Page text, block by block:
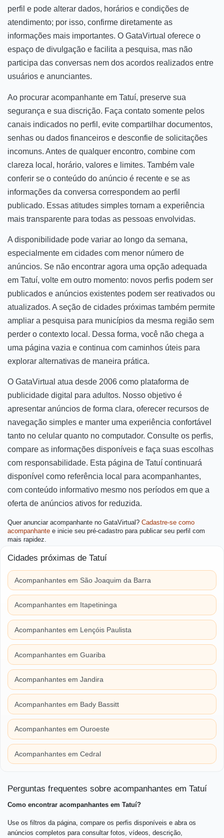
perfil e pode alterar dados, horários e condições de
atendimento; por isso, confirme diretamente as
informações mais importantes. O GataVirtual oferece o
espaço de divulgação e facilita a pesquisa, mas não
participa das conversas nem dos acordos realizados entre
usuários e anunciantes.
Ao procurar acompanhante em Tatuí, preserve sua
segurança e sua discrição. Faça contato somente pelos
canais indicados no perfil, evite compartilhar documentos,
senhas ou dados financeiros e desconfie de solicitações
incomuns. Antes de qualquer encontro, combine com
clareza local, horário, valores e limites. Também vale
conferir se o conteúdo do anúncio é recente e se as
informações da conversa correspondem ao perfil
publicado. Essas atitudes simples tornam a experiência
mais transparente para todas as pessoas envolvidas.
A disponibilidade pode variar ao longo da semana,
especialmente em cidades com menor número de
anúncios. Se não encontrar agora uma opção adequada
em Tatuí, volte em outro momento: novos perfis podem ser
publicados e anúncios existentes podem ser reativados ou
atualizados. A seção de cidades próximas também permite
ampliar a pesquisa para municípios da mesma região sem
perder o contexto local. Dessa forma, você não chega a
uma página vazia e continua com caminhos úteis para
explorar alternativas de maneira prática.
O GataVirtual atua desde 2006 como plataforma de
publicidade digital para adultos. Nosso objetivo é
apresentar anúncios de forma clara, oferecer recursos de
navegação simples e manter uma experiência confortável
tanto no celular quanto no computador. Consulte os perfis,
compare as informações disponíveis e faça suas escolhas
com responsabilidade. Esta página de Tatuí continuará
disponível como referência local para acompanhantes,
com conteúdo informativo mesmo nos períodos em que a
oferta de anúncios ativos for reduzida.
Quer anunciar acompanhante no GataVirtual? Cadastre-se como
acompanhante e inicie seu pré-cadastro para publicar seu perfil com
mais rapidez.
Cidades próximas de Tatuí
Acompanhantes em São Joaquim da Barra
Acompanhantes em Itapetininga
Acompanhantes em Lençóis Paulista
Acompanhantes em Guariba
Acompanhantes em Jandira
Acompanhantes em Bady Bassitt
Acompanhantes em Ouroeste
Acompanhantes em Cedral
Perguntas frequentes sobre acompanhantes em Tatuí
Como encontrar acompanhantes em Tatuí?
Use os filtros da página, compare os perfis disponíveis e abra os
anúncios completos para consultar fotos, vídeos, descrição,